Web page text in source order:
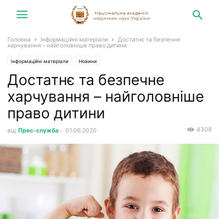
Головна Інформаційні матеріали
Достатнє та безпечне
харчування – найголовніше право дитини
Інформаційні матеріали Новини
Достатнє та безпечне
харчування – найголовніше
право дитини
від Прес-служба - 01.06.2020 4308